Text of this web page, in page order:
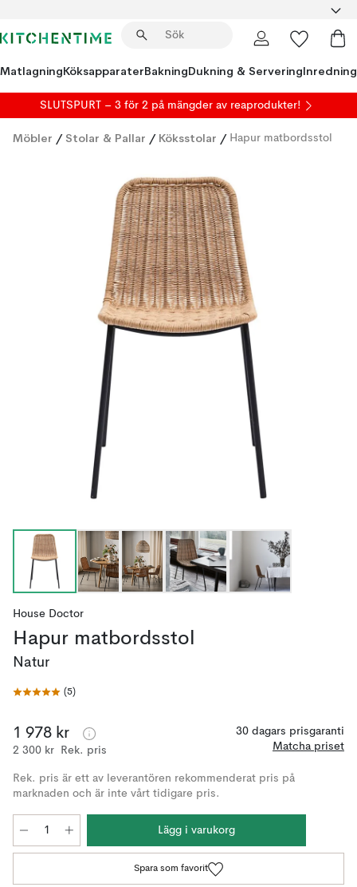
MatlagningKöksapparaterBakningDukning & ServeringInredning
SLUTSPURT – 3 för 2 på mängder av reaprodukter!
Möbler / Stolar & Pallar / Köksstolar / Hapur matbordsstol
House Doctor
Hapur matbordsstol
Natur
(5)
1 978 kr
2 300 kr Rek. pris
30 dagars prisgaranti
Matcha priset
Rek. pris är ett av leverantören rekommenderat pris på
marknaden och är inte vårt tidigare pris.
Lägg i varukorg
Spara som favorit